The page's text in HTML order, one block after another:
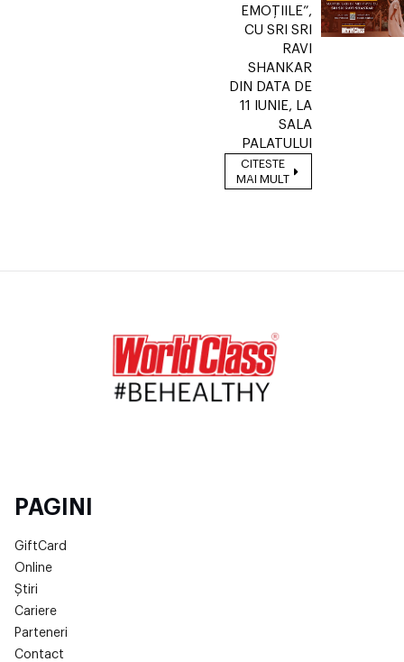
EMOȚIILE”,
CU SRI SRI
RAVI
SHANKAR
DIN DATA DE
11 IUNIE, LA
SALA
PALATULUI
CITESTE
MAI MULT
PAGINI
GiftCard
Online
Știri
Cariere
Parteneri
Contact